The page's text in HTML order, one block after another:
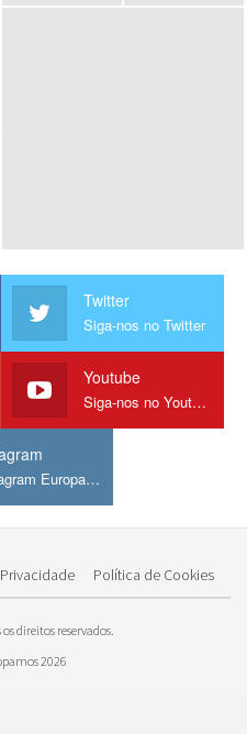
Twitter
Siga-nos no Twitter
Youtube
Siga-nos no Youtube
Instagram Europamos
Política de Cookies
direitos reservados.
2026